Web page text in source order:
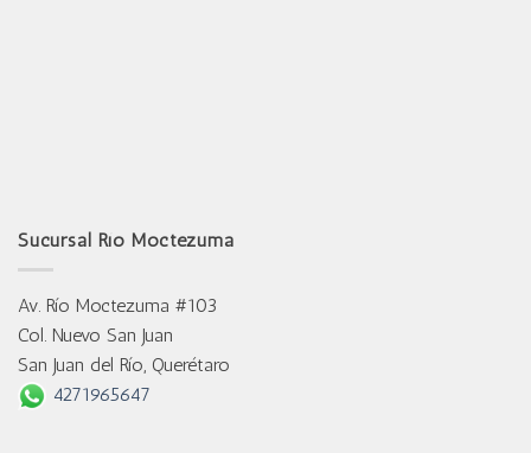
Sucursal Río Moctezuma
Av. Río Moctezuma #103
Col. Nuevo San Juan
San Juan del Río, Querétaro
4271965647